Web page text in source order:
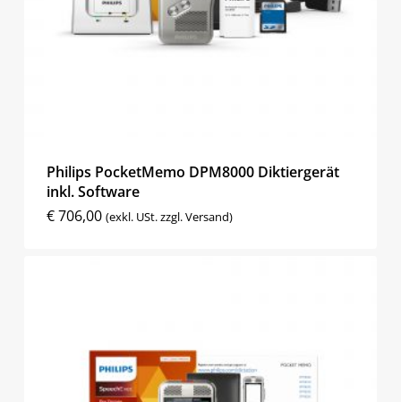
Philips PocketMemo DPM8000 Diktiergerät
inkl. Software
€706,00 (exkl. USt. zzgl. Versand)